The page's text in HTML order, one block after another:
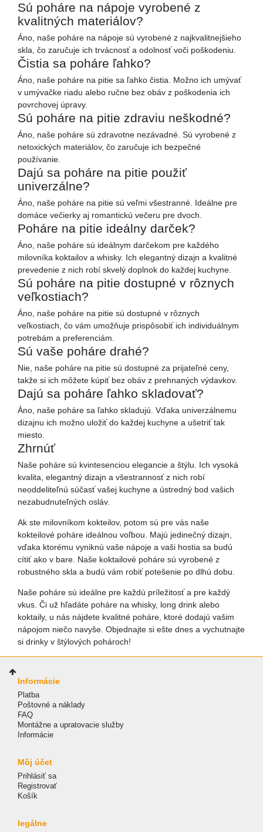
Sú poháre na nápoje vyrobené z
kvalitných materiálov?
Áno, naše poháre na nápoje sú vyrobené z najkvalitnejšieho
skla, čo zaručuje ich trvácnosť a odolnosť voči poškodeniu.
Čistia sa poháre ľahko?
Áno, naše poháre na pitie sa ľahko čistia. Možno ich umývať
v umývačke riadu alebo ručne bez obáv z poškodenia ich
povrchovej úpravy.
Sú poháre na pitie zdraviu neškodné?
Áno, naše poháre sú zdravotne nezávadné. Sú vyrobené z
netoxických materiálov, čo zaručuje ich bezpečné
používanie.
Dajú sa poháre na pitie použiť
univerzálne?
Áno, naše poháre na pitie sú veľmi všestranné. Ideálne pre
domáce večierky aj romantickú večeru pre dvoch.
Poháre na pitie ideálny darček?
Áno, naše poháre sú ideálnym darčekom pre každého
milovníka koktailov a whisky. Ich elegantný dizajn a kvalitné
prevedenie z nich robí skvelý doplnok do každej kuchyne.
Sú poháre na pitie dostupné v rôznych
veľkostiach?
Áno, naše poháre na pitie sú dostupné v rôznych
veľkostiach, čo vám umožňuje prispôsobiť ich individuálnym
potrebám a preferenciám.
Sú vaše poháre drahé?
Nie, naše poháre na pitie sú dostupné za prijateľné ceny,
takže si ich môžete kúpiť bez obáv z prehnaných výdavkov.
Dajú sa poháre ľahko skladovať?
Áno, naše poháre sa ľahko skladujú. Vďaka univerzálnemu
dizajnu ich možno uložiť do každej kuchyne a ušetriť tak
miesto.
Zhrnúť
Naše poháre sú kvintesenciou elegancie a štýlu. Ich vysoká
kvalita, elegantný dizajn a všestrannosť z nich robí
neoddeliteľnú súčasť vašej kuchyne a ústredný bod vašich
nezabudnuteľných osláv.
Ak ste milovníkom kokteilov, potom sú pre vás naše
kokteilové poháre ideálnou voľbou. Majú jedinečný dizajn,
vďaka ktorému vyniknú vaše nápoje a vaši hostia sa budú
cítiť ako v bare. Naše koktailové poháre sú vyrobené z
robustného skla a budú vám robiť potešenie po dlhú dobu.
Naše poháre sú ideálne pre každú príležitosť a pre každý
vkus. Či už hľadáte poháre na whisky, long drink alebo
koktaily, u nás nájdete kvalitné poháre, ktoré dodajú vašim
nápojom niečo navyše. Objednajte si ešte dnes a vychutnajte
si drinky v štýlových pohároch!
Informácie
Platba
Poštovné a náklady
FAQ
Montážne a upratovacie služby
Informácie
Môj účet
Prihlásiť sa
Registrovať
Košík
legálne